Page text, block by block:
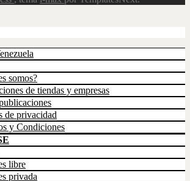
somos?
de tiendas y empresas
de privacidad
y Condiciones
libre
privada